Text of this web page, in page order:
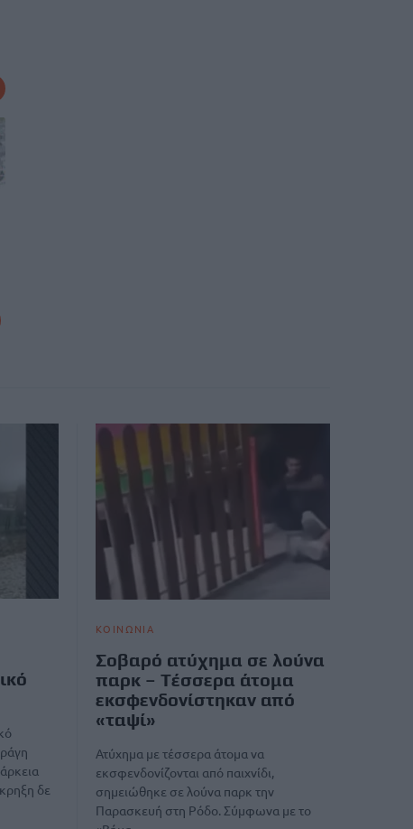
δε
ΚΟΙΝΩΝΙΑ
Σοβαρό ατύχημα σε λούνα
παρκ – Tέσσερα άτομα
εκσφενδονίστηκαν από
«ταψί»
Ατύχημα με τέσσερα άτομα να
εκσφενδονίζονται από παιχνίδι,
σημειώθηκε σε λούνα παρκ την
Παρασκευή στη Ρόδο. Σύμφωνα με το